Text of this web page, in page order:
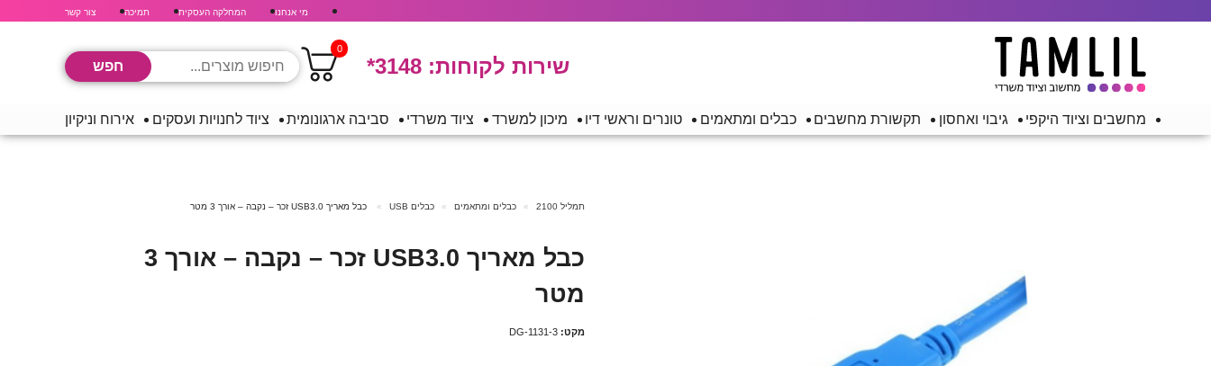
מי אנחנו המחלקה העסקית תמיכה צור קשר
שירות לקוחות: *3148
0
מחשבים וציוד היקפי גיבוי ואחסון תקשורת מחשבים כבלים ומתאמים טונרים וראשי דיו מיכון למשרד ציוד משרדי סביבה ארגונומית ציוד לחנויות ועסקים אירוח וניקיון
תמליל 2100 כבלים ומתאמים כבלים USB כבל מאריך USB3.0 זכר – נקבה – אורך 3 מטר
כבל מאריך USB3.0 זכר – נקבה – אורך 3
מטר
מקט: DG-1131-3